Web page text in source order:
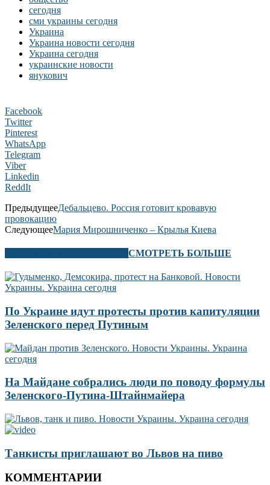
сегодня
сми украины сегодня
Украина
Украина новости сегодня
Украина сегодня
украинские новости
янукович
Facebook
Twitter
Pinterest
WhatsApp
Telegram
Viber
Linkedin
ReddIt
ПредыдущееДебальцево. Россия готовит кровавую
провокацию
СледующееМария Мирошниченко – Крылья Киева
СМОТРЕТЬ БОЛЬШЕ
По Украине идут протесты против капитуляции
Зеленского перед Путиным
На Майдане собрались люди по поводу формулы
Зеленского-Путина-Штайнмайера
Танкисты приглашают во Львов на пиво
КОММЕНТАРИИ